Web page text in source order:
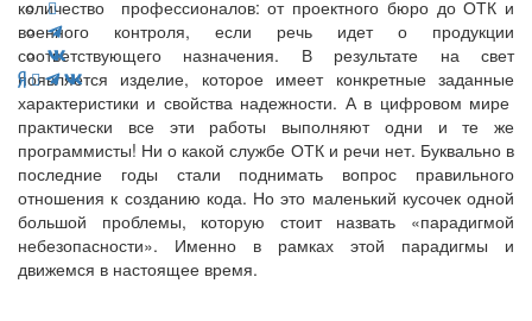
количество профессионалов: от проектного бюро до ОТК и
военного контроля, если речь идет о продукции
соответствующего назначения. В результате на свет
появляется изделие, которое имеет конкретные заданные
характеристики и свойства надежности. А в цифровом мире
практически все эти работы выполняют одни и те же
программисты! Ни о какой службе ОТК и речи нет. Буквально в
последние годы стали поднимать вопрос правильного
отношения к созданию кода. Но это маленький кусочек одной
большой проблемы, которую стоит назвать «парадигмой
небезопасности». Именно в рамках этой парадигмы и
движемся в настоящее время.